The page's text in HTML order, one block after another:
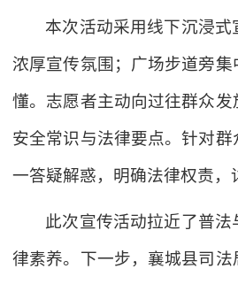
本次活动采用线下沉浸
浓厚宣传氛围；广场步道旁
懂。志愿者主动向过往群众
安全常识与法律要点。针对
一答疑解惑，明确法律权责，
此次宣传活动拉近了普
律素养。下一步，襄城县司